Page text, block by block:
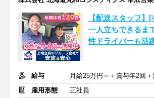
【配送スタッフ
一人立ちできるま
性ドライバーも活
給与
月給25万円～＋賞与年2回
雇用形態
正社員